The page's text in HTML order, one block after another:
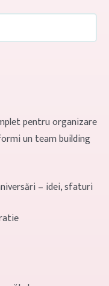
special. Apelează
realitate! Cum
pentru organizare
un team building
– idei, sfaturi